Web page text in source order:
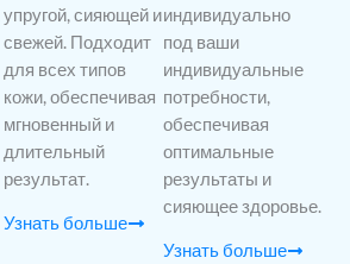
упругой, сияющей и
свежей. Подходит
для всех типов
кожи, обеспечивая
мгновенный и
длительный
результат.
Узнать больше
индивидуально
под ваши
индивидуальные
потребности,
обеспечивая
оптимальные
результаты и
сияющее здоровье.
Узнать больше